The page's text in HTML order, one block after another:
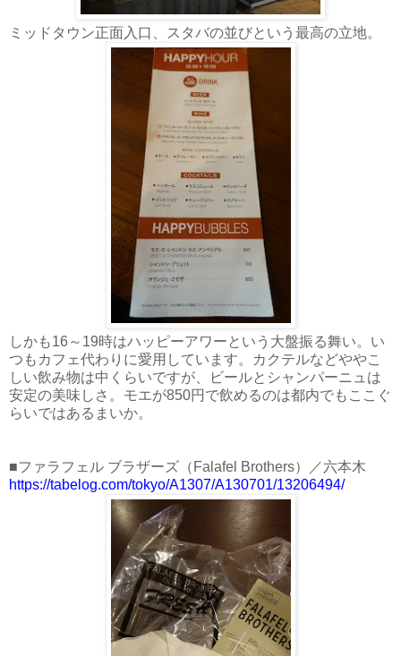
ミッドタウン正面入口、スタバの並びという最高の立地。
しかも16～19時はハッピーアワーという大盤振る舞い。い
つもカフェ代わりに愛用しています。カクテルなどややこ
しい飲み物は中くらいですが、ビールとシャンパーニュは
安定の美味しさ。モエが850円で飲めるのは都内でもここぐ
らいではあるまいか。
■ファラフェル ブラザーズ（Falafel Brothers）／六本木
https://tabelog.com/tokyo/A1307/A130701/13206494/